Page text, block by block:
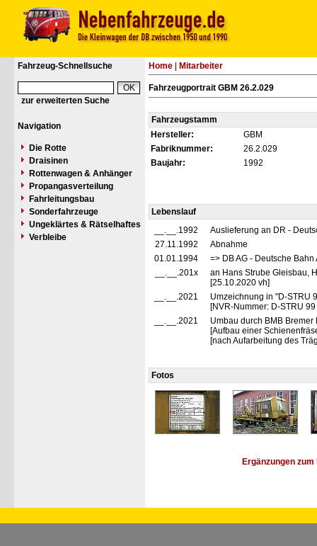
Fahrzeug-Schnellsuche
zur erweiterten Suche
Navigation
Die Rotte
Draisinen
Rottenwagen & Anhänger
Propangasverteilung
Fahrleitungsbau
Sonderfahrzeuge
Ungeklärtes & Rätselhaftes
Verbleibe
Home Mitarbeiter
Fahrzeugportrait GBM 26.2.029
Fahrzeugstamm
Hersteller:
GBM
Fabriknummer:
26.2.029
Baujahr:
1992
Lebenslauf
__.__.1992
Auslieferung an DR -
27.11.1992
Abnahme
01.01.1994
=> DB AG - Deutsche
__.__.201x
an Hans Strube Gleisbau,
[25.10.2020 vh]
__.__.2021
Umzeichnung in "D-STRU
[NVR-Nummer: D-STRU
__.__.2021
Umbau durch BMB
[Aufbau einer
[nach Aufarbeitung des
Fotos
Ergänzungen